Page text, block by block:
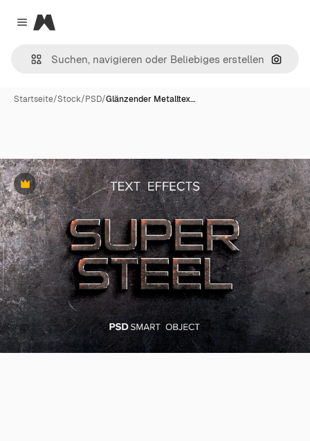
Close menu
Magnific
Nach
Startseite/Stock/PSD/Glänzender Metalltex…
Premium